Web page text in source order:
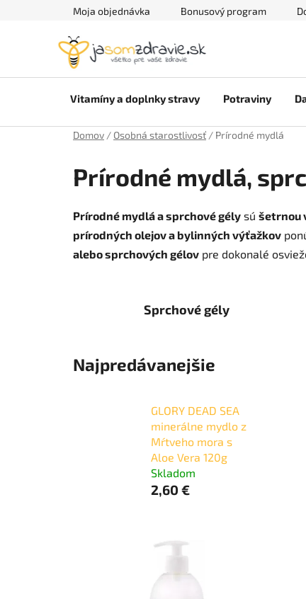
Moja objednávka Bonusový program
Vitamíny a doplnky stravy Potraviny
Domov / Osobná starostlivosť / Prírodné mydlá
Prírodné mydlá,
Prírodné mydlá a sprchové gély sú šetrnou
prírodných olejov a bylinných výťažkov
alebo sprchových gélov pre dokonalé
Sprchové gély
Najpredávanejšie
GLORY DEAD SEA
minerálne mydlo z
Mŕtveho mora s
Aloe Vera 120g
Skladom
2,60 €